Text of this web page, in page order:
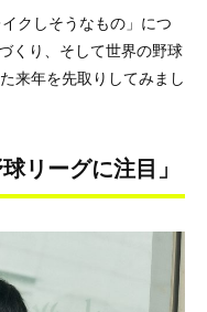
クしそうなもの」につ
くり、そして世界の野球
来年を先取りしてみまし
リーグに注目」